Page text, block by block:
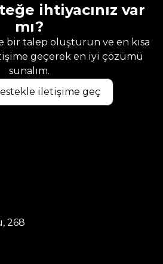
ihtiyacınız var
mı?
bir talep oluşturun ve en kısa
geçerek en iyi çözümü
sunalım.
iletişime geç
268